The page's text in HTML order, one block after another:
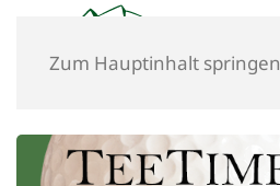
Zum Hauptinhalt springen